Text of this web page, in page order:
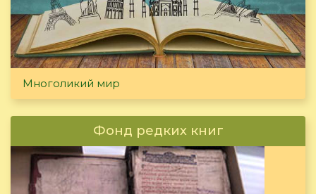
Многоликий мир
Фонд редких книг